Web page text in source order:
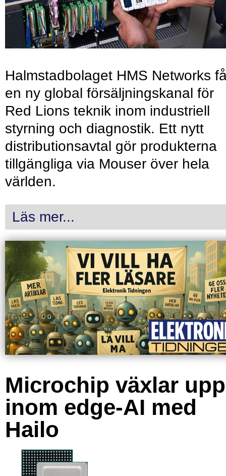
Halmstadbolaget HMS Networks
en ny global försäljningskanal för
Red Lions teknik inom industriell
styrning och diagnostik. Ett nytt
distributionsavtal gör produkterna
tillgängliga via Mouser över hela
världen.
Läs mer...
Microchip växlar upp
inom edge-AI med
Hailo